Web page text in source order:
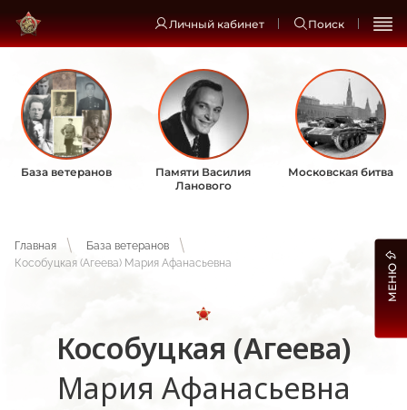
Личный кабинет Поиск
База ветеранов
Памяти Василия
Ланового
Московская битва
Главная
База ветеранов
Кособуцкая (Агеева) Мария Афанасьевна
Кособуцкая (Агеева)
Мария Афанасьевна
МЕНЮ